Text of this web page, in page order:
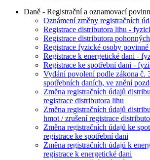
Daně - Registrační a oznamovací
Oznámení změny registračních
Registrace distributora lihu -
Registrace distributora
Registrace fyzické osoby
Registrace k energetické dani -
Registrace ke spotřební dani -
Vydání povolení podle zákona č.
spotřebních daních, ve znění
Změna registračních údajů
registrace distributora lihu
Změna registračních údajů
hmot / zrušení registrace
Změna registračních údajů ke
registrace ke spotřební dani
Změna registračních údajů k
registrace k energetické dani